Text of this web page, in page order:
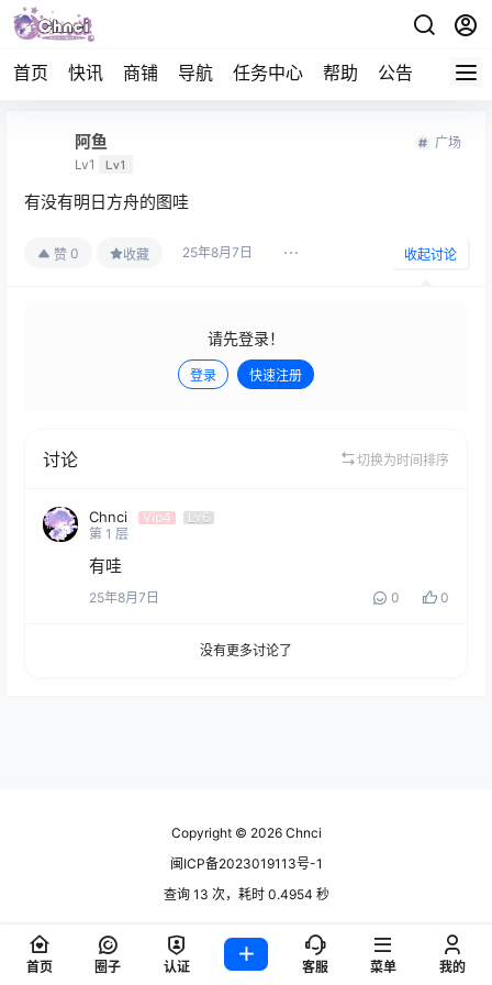
首页 快讯 商铺 导航 任务中心 帮助 公告 APP下
阿鱼
Lv1 Lv1
广场
有没有明日方舟的图哇
赞 0 收藏 25年8月7日 收起讨论
请先登录！
登录 快速注册
讨论 切换为时间排序
Chnci Vip4
Lv6
第 1 层
有哇
25年8月7日 0 0
没有更多讨论了
Copyright © 2026Chnci
闽ICP备2023019113号-1
查询 13 次，耗时 0.4954 秒
首页 圈子 认证 客服 菜单 我的